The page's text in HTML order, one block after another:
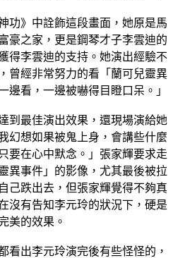
功》中詮飾這段畫面，她原是馬
豪之家，更是鋼琴才子李雲迪的
得李雲迪的支持。她演出經驗不
曾經非常努力的看「蘭可兒靈異
邊看，一邊被嚇得目瞪口呆。」
到最佳演出效果，還現場演給她
幻想如果被鬼上身，會講些什麼
要在心中默念。」張家輝要求走
異事件」的影像，尤其最後被拉
己跌出去，但張家輝覺得不夠真
沒有告知李元玲的狀況下，硬是
美的效果。
看出李元玲演完後有些怪怪的，